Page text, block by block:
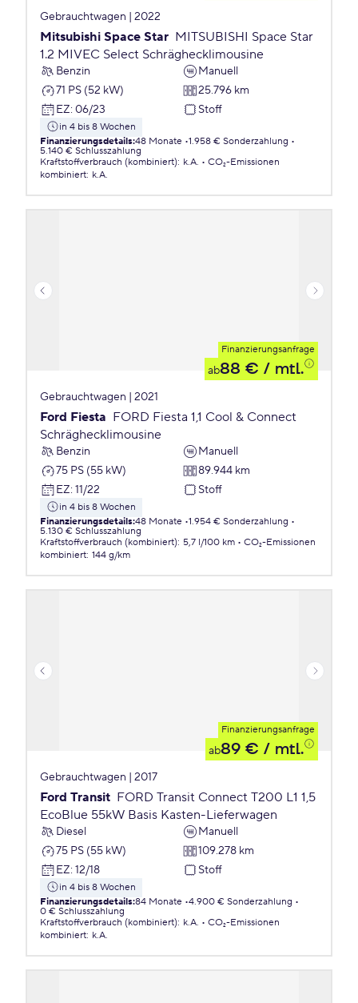
Gebrauchtwagen | 2022
Mitsubishi Space Star MITSUBISHI Space Star
1.2 MIVEC Select Schräghecklimousine
Benzin
Manuell
71 PS (52 kW)
25.796 km
EZ: 06/23 Stoff
in 4 bis 8 Wochen
Finanzierungsdetails:48 Monate 1.958 € Sonderzahlung
5.140 € Schlusszahlung
Kraftstoffverbrauch (kombiniert): k.A.
CO₂-Emissionen
kombiniert: k.A.
Finanzierungsanfrage
ab88 € / mtl.
Gebrauchtwagen | 2021
Ford Fiesta FORD Fiesta 1,1 Cool & Connect
Schräghecklimousine
Benzin
Manuell
75 PS (55 kW)
89.944 km
EZ: 11/22 Stoff
in 4 bis 8 Wochen
Finanzierungsdetails:48 Monate 1.954 € Sonderzahlung
5.130 € Schlusszahlung
Kraftstoffverbrauch (kombiniert): 5,7 l/100 km
CO₂-Emissionen
kombiniert: 144 g/km
Finanzierungsanfrage
ab89 € / mtl.
Gebrauchtwagen | 2017
Ford Transit FORD Transit Connect T200 L1 1,5
EcoBlue 55kW Basis Kasten-Lieferwagen
Diesel
Manuell
75 PS (55 kW)
109.278 km
EZ: 12/18 Stoff
in 4 bis 8 Wochen
Finanzierungsdetails:84 Monate 4.900 € Sonderzahlung
0 € Schlusszahlung
Kraftstoffverbrauch (kombiniert): k.A.
CO₂-Emissionen
kombiniert: k.A.